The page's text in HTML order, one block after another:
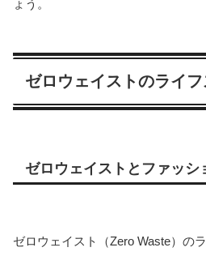
ょう。
ゼロウェイストのライ
ゼロウェイストとファッシ
ゼロウェイスト（Zero Waste）の